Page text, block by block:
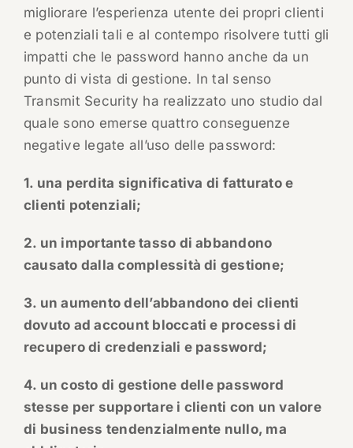
migliorare l’esperienza utente dei propri clienti
e potenziali tali e al contempo risolvere tutti gli
impatti che le password hanno anche da un
punto di vista di gestione. In tal senso
Transmit Security ha realizzato uno studio dal
quale sono emerse quattro conseguenze
negative legate all’uso delle password:
1. una perdita significativa di fatturato e
clienti potenziali;
2. un importante tasso di abbandono
causato dalla complessità di gestione;
3. un aumento dell’abbandono dei clienti
dovuto ad account bloccati e processi di
recupero di credenziali e password;
4. un costo di gestione delle password
stesse per supportare i clienti con un valore
di business tendenzialmente nullo, ma